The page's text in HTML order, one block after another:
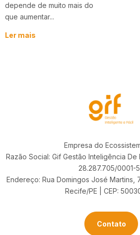
depende de muito mais do
que aumentar...
Ler mais
Empresa do
Razão Social: Gif Gestão Inteligência De
28.287.705/0001-
Endereço: Rua Domingos José Martins,
Recife/PE | CEP:
Contato